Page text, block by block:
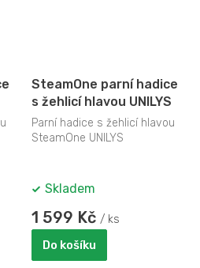
SteamOne parní hadice
s žehlicí hlavou UNILYS
Parní hadice s žehlicí hlavou
SteamOne UNILYS
Skladem
1 599 Kč / ks
Do košíku